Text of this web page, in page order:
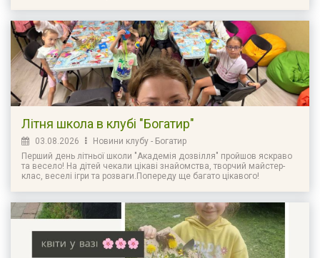
Літня школа в клубі "Богатир"
03.08.2026
Новини клубу - Богатир
Перший день літньої школи "Академія дозвілля" пройшов яскраво
та весело! На дітей чекали цікаві знайомства, творчий майстер-
клас, веселі ігри та розваги.Попереду ще багато цікавого!